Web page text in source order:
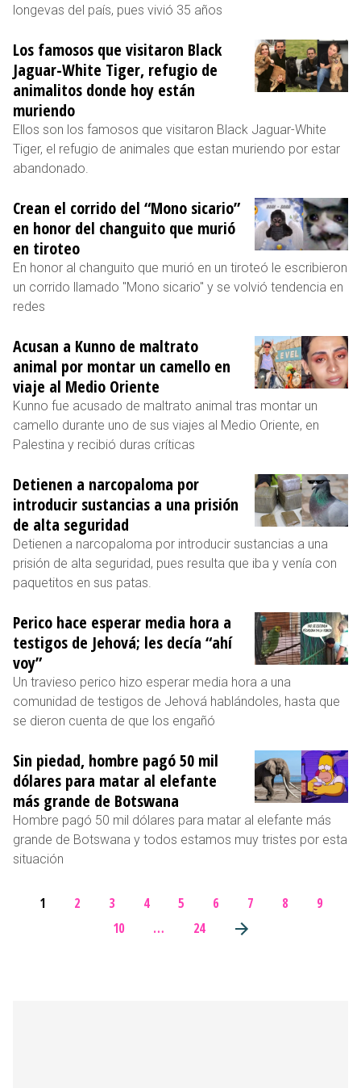
longevas del país, pues vivió 35 años
Los famosos que visitaron Black
Jaguar-White Tiger, refugio de
animalitos donde hoy están
muriendo
Ellos son los famosos que visitaron Black Jaguar-White
Tiger, el refugio de animales que estan muriendo por estar
abandonado.
Crean el corrido del “Mono sicario”
en honor del changuito que murió
en tiroteo
En honor al changuito que murió en un tiroteó le escribieron
un corrido llamado "Mono sicario" y se volvió tendencia en
redes
Acusan a Kunno de maltrato
animal por montar un camello en
viaje al Medio Oriente
Kunno fue acusado de maltrato animal tras montar un
camello durante uno de sus viajes al Medio Oriente, en
Palestina y recibió duras críticas
Detienen a narcopaloma por
introducir sustancias a una prisión
de alta seguridad
Detienen a narcopaloma por introducir sustancias a una
prisión de alta seguridad, pues resulta que iba y venía con
paquetitos en sus patas.
Perico hace esperar media hora a
testigos de Jehová; les decía “ahí
voy”
Un travieso perico hizo esperar media hora a una
comunidad de testigos de Jehová hablándoles, hasta que
se dieron cuenta de que los engañó
Sin piedad, hombre pagó 50 mil
dólares para matar al elefante
más grande de Botswana
Hombre pagó 50 mil dólares para matar al elefante más
grande de Botswana y todos estamos muy tristes por esta
situación
1 2 3 4 5 6 7 8
9
10
… 24